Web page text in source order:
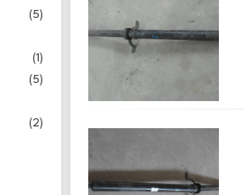
(5)
(1)
(5)
(2)